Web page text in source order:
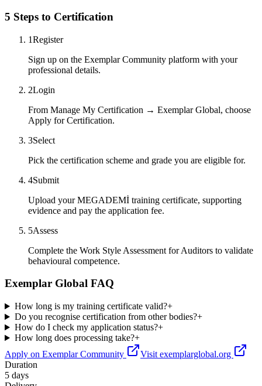
5 Steps to Certification
1Register
Sign up on the Exemplar Community platform with your
professional details.
2Login
From Manage My Certification → Exemplar Global, choose
Apply for Certification.
3Select
Pick the certification scheme and grade you are eligible for.
4Submit
Upload your MEGADEMİ training certificate, supporting
evidence and pay the application fee.
5Assess
Complete the Work Style Assessment for Auditors to validate
behavioural competence.
Exemplar Global FAQ
How long is my training certificate valid?+
Do you recognise certification from other bodies?+
How do I check my application status?+
How long does processing take?+
Apply on Exemplar Community
Visit exemplarglobal.org
Duration
5 days